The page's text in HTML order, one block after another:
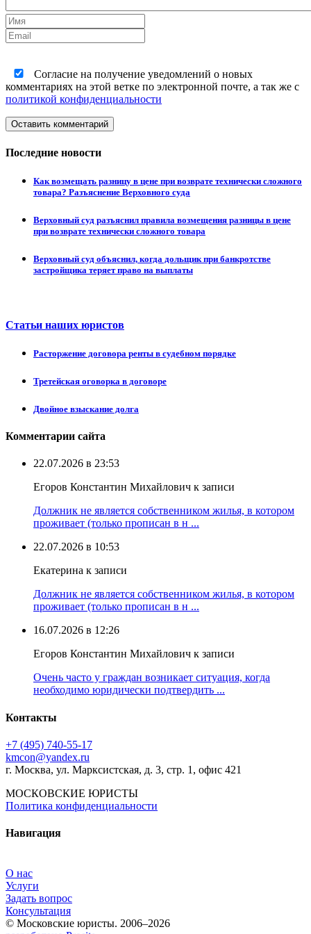
Согласие на получение уведомлений о новых
комментариях на этой ветке по электронной почте, а так же с
политикой конфиденциальности
Оставить комментарий
Последние новости
Как возмещать разницу в цене при возврате технически сложного
товара? Разъяснение Верховного суда
Верховный суд разъяснил правила возмещения разницы в цене
при возврате технически сложного товара
Верховный суд объяснил, когда дольщик при банкротстве
застройщика теряет право на выплаты
Статьи наших юристов
Расторжение договора ренты в судебном порядке
Третейская оговорка в договоре
Двойное взыскание долга
Комментарии сайта
22.07.2026 в 23:53
Егоров Константин Михайлович к записи
Должник не является собственником жилья, в котором
проживает (только прописан в н ...
22.07.2026 в 10:53
Екатерина к записи
Должник не является собственником жилья, в котором
проживает (только прописан в н ...
16.07.2026 в 12:26
Егоров Константин Михайлович к записи
Очень часто у граждан возникает ситуация, когда
необходимо юридически подтвердить ...
Контакты
+7 (495) 740‑55‑17
kmcon@yandex.ru
г. Москва, ул. Марксистская, д. 3, стр. 1, офис 421
МОСКОВСКИЕ ЮРИСТЫ
Политика конфиденциальности
Навигация
О нас
Услуги
Задать вопрос
Консультация
© Московские юристы. 2006–2026